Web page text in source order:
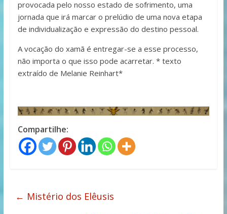
provocada pelo nosso estado de sofrimento, uma
jornada que irá marcar o prelúdio de uma nova etapa
de individualização e expressão do destino pessoal.
A vocação do xamã é entregar-se a esse processo,
não importa o que isso pode acarretar. * texto
extraído de Melanie Reinhart*
Compartilhe:
← Mistério dos Elêusis